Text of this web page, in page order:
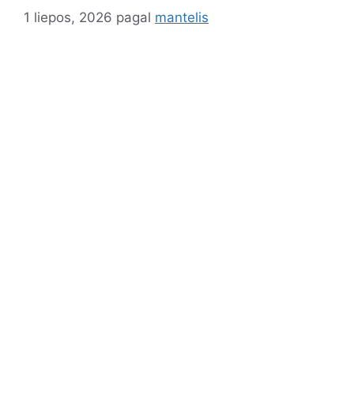
1 liepos, 2026 pagal mantelis